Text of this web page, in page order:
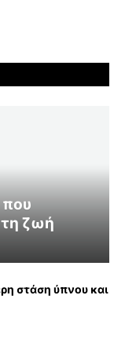
που
ζωή
στάση ύπνου και